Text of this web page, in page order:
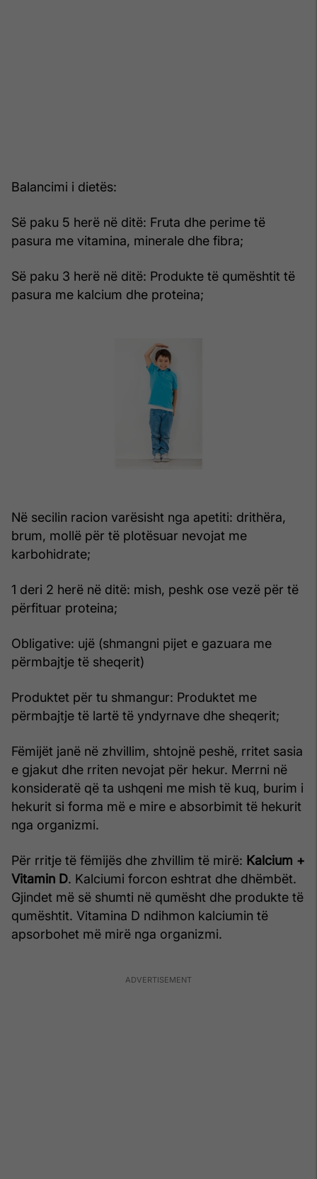
Balancimi i dietës:
Së paku 5 herë në ditë: Fruta dhe perime të
pasura me vitamina, minerale dhe fibra;
Së paku 3 herë në ditë: Produkte të qumështit të
pasura me kalcium dhe proteina;
Në secilin racion varësisht nga apetiti: drithëra,
brum, mollë për të plotësuar nevojat me
karbohidrate;
1 deri 2 herë në ditë: mish, peshk ose vezë për të
përfituar proteina;
Obligative: ujë (shmangni pijet e gazuara me
përmbajtje të sheqerit)
Produktet për tu shmangur: Produktet me
përmbajtje të lartë të yndyrnave dhe sheqerit;
Fëmijët janë në zhvillim, shtojnë peshë, rritet sasia
e gjakut dhe rriten nevojat për hekur. Merrni në
konsideratë që ta ushqeni me mish të kuq, burim i
hekurit si forma më e mire e absorbimit të hekurit
nga organizmi.
Për rritje të fëmijës dhe zhvillim të mirë: Kalcium +
Vitamin D. Kalciumi forcon eshtrat dhe dhëmbët.
Gjindet më së shumti në qumësht dhe produkte të
qumështit. Vitamina D ndihmon kalciumin të
apsorbohet më mirë nga organizmi.